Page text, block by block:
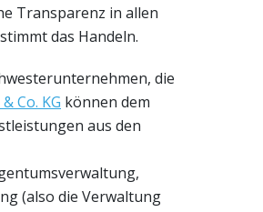
Transparenz in allen
das Handeln.
die
Co. KG können dem
aus den
(also die Verwaltung